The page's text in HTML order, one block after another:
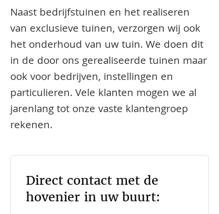
Naast bedrijfstuinen en het realiseren
van exclusieve tuinen, verzorgen wij ook
het onderhoud van uw tuin. We doen dit
in de door ons gerealiseerde tuinen maar
ook voor bedrijven, instellingen en
particulieren. Vele klanten mogen we al
jarenlang tot onze vaste klantengroep
rekenen.
Direct contact met de
hovenier in uw buurt: